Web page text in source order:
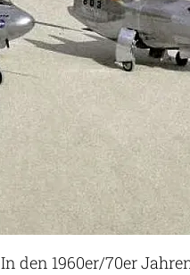
In den 1960er/70er